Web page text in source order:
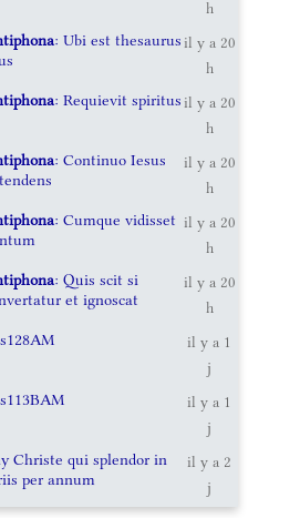
h
: Ubi est thesaurus il y a 20
h
: Requievit spiritus il y a 20
h
: Continuo Iesus
il y a 20
h
: Cumque vidisset il y a 20
h
: Quis scit si
et ignoscat
il y a 20
h
il y a 1
j
il y a 1
j
Christe qui splendor in
per annum
il y a 2
j